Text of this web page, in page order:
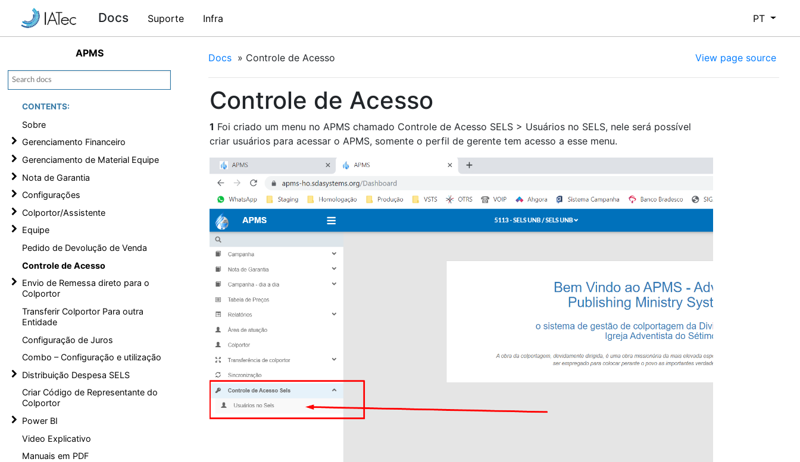
Docs Suporte Infra PT
APMS
CONTENTS:
Sobre
Gerenciamento Financeiro
Gerenciamento de Material Equipe
Nota de Garantia
Configurações
Colportor/Assistente
Equipe
Pedido de Devolução de Venda
Controle de Acesso
Envio de Remessa direto para o
Colportor
Transferir Colportor Para outra
Entidade
Configuração de Juros
Combo – Configuração e utilização
Distribuição Despesa SELS
Criar Código de Representante do
Colportor
Power BI
Video Explicativo
Manuais em PDF
Docs » Controle de Acesso View page source
Controle de Acesso
1 Foi criado um menu no APMS chamado Controle de Acesso SELS > Usuários no SELS, nele será possível
criar usuários para acessar o APMS, somente o perfil de gerente tem acesso a esse menu.